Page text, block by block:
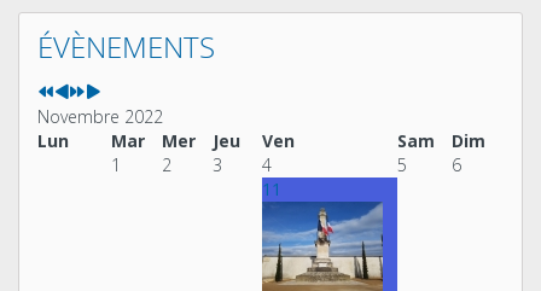
ÉVÈNEMENTS
Année
précédente
Mois
précédent
Année
suivante
Mois
suivant
Novembre 2022
Lun
Mar Mer Jeu Ven Sam
Dim
1
2 3 4 5 6
11